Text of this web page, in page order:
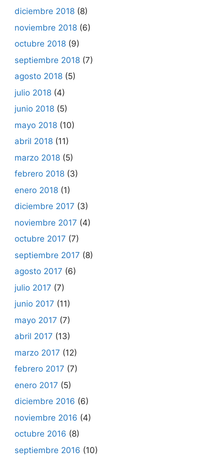
diciembre 2018 (8)
noviembre 2018 (6)
octubre 2018 (9)
septiembre 2018 (7)
agosto 2018 (5)
julio 2018 (4)
junio 2018 (5)
mayo 2018 (10)
abril 2018 (11)
marzo 2018 (5)
febrero 2018 (3)
enero 2018 (1)
diciembre 2017 (3)
noviembre 2017 (4)
octubre 2017 (7)
septiembre 2017 (8)
agosto 2017 (6)
julio 2017 (7)
junio 2017 (11)
mayo 2017 (7)
abril 2017 (13)
marzo 2017 (12)
febrero 2017 (7)
enero 2017 (5)
diciembre 2016 (6)
noviembre 2016 (4)
octubre 2016 (8)
septiembre 2016 (10)